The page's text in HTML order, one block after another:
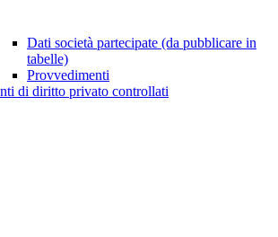
Dati società partecipate (da pubblicare in
tabelle)
Provvedimenti
di diritto privato controllati